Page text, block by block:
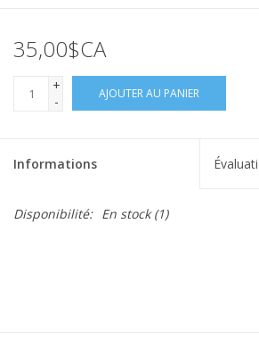
35,00$CA
+
-
AJOUTER AU PANIER
Informations
Disponibilité: En stock(1)